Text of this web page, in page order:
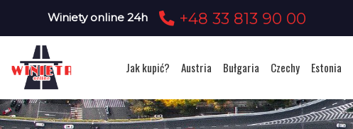
Winiety online 24h +48 33 813 90 00
Jak kupić? Austria Bułgaria Czechy Estonia